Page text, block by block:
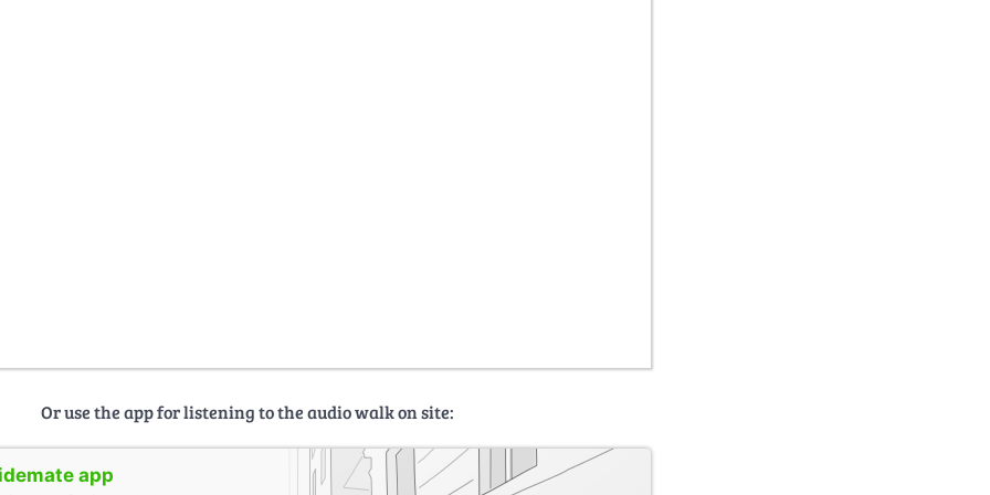
Or use the app for listening to the audio walk on site:
app